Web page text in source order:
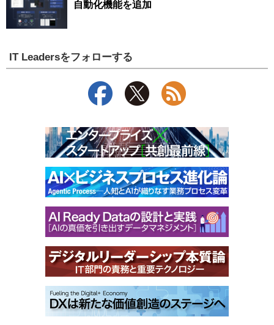
自動化機能を追加
IT Leadersをフォローする